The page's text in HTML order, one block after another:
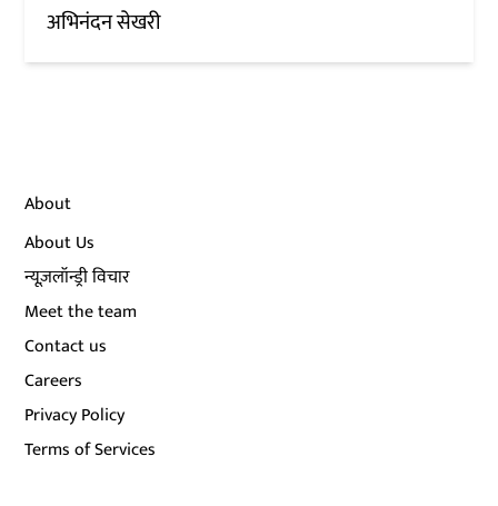
अभिनंदन सेखरी
About
About Us
न्यूज़लॉन्ड्री विचार
Meet the team
Contact us
Careers
Privacy Policy
Terms of Services